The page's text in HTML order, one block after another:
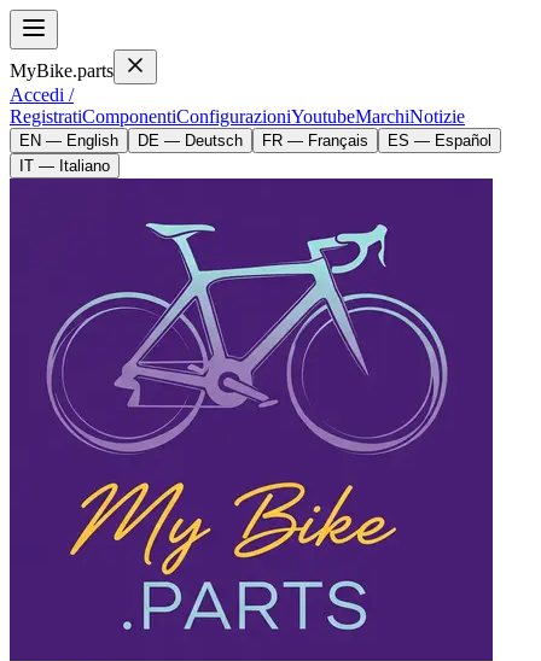
MyBike.parts
Accedi /
RegistratiComponentiConfigurazioniYoutubeMarchiNotizie
EN — English DE — Deutsch FR — Français
ES — Español
IT — Italiano